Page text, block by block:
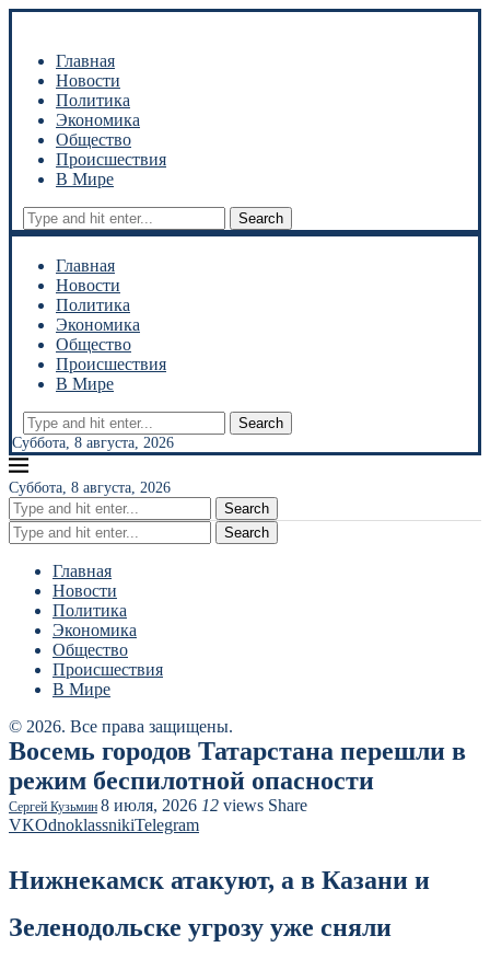
Главная
Новости
Политика
Экономика
Общество
Происшествия
В Мире
Search
Главная
Новости
Политика
Экономика
Общество
Происшествия
В Мире
Search
Суббота, 8 августа, 2026
Суббота, 8 августа, 2026
Search
Search
Главная
Новости
Политика
Экономика
Общество
Происшествия
В Мире
© 2026. Все права защищены.
Восемь городов Татарстана перешли в
режим беспилотной опасности
Сергей Кузьмин 8 июля, 2026 12 views Share
VKOdnoklassnikiTelegram
Нижнекамск атакуют, а в Казани и
Зеленодольске угрозу уже сняли